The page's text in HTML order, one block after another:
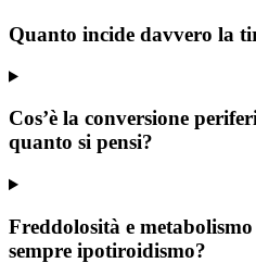
Quanto incide davvero la
Cos’è la conversione
quanto si pensi?
Freddolosità e
sempre ipotiroidismo?